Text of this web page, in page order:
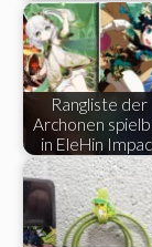
Rangliste der
Archonen
in EleHin